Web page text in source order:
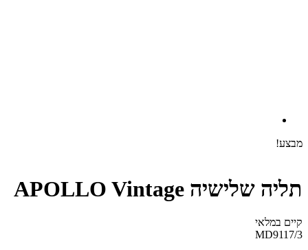
מבצע!
תליה שלישיה APOLLO Vintage
קיים במלאי‬
MD9117/3